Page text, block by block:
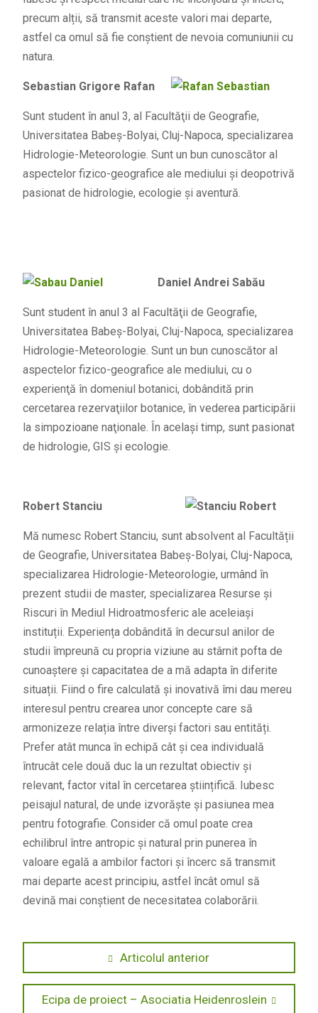
precum alții, să transmit aceste valori mai departe,
astfel ca omul să fie conștient de nevoia comuniunii cu
natura.
Sebastian Grigore Rafan
Sunt student în anul 3, al Facultăţii de Geografie,
Universitatea Babeş-Bolyai, Cluj-Napoca, specializarea
Hidrologie-Meteorologie. Sunt un bun cunoscător al
aspectelor fizico-geografice ale mediului şi deopotrivă
pasionat de hidrologie, ecologie şi aventură.
Daniel Andrei Sabău
Sunt student în anul 3 al Facultăţii de Geografie,
Universitatea Babeş-Bolyai, Cluj-Napoca, specializarea
Hidrologie-Meteorologie. Sunt un bun cunoscător al
aspectelor fizico-geografice ale mediului, cu o
experienţă în domeniul botanici, dobândită prin
cercetarea rezervaţiilor botanice, în vederea participării
la simpozioane naţionale. În acelaşi timp, sunt pasionat
de hidrologie, GIS şi ecologie.
Robert Stanciu
Mă numesc Robert Stanciu, sunt absolvent al Facultății
de Geografie, Universitatea Babeș-Bolyai, Cluj-Napoca,
specializarea Hidrologie-Meteorologie, urmând în
prezent studii de master, specializarea Resurse și
Riscuri în Mediul Hidroatmosferic ale aceleiași
instituții. Experiența dobândită în decursul anilor de
studii împreună cu propria viziune au stârnit pofta de
cunoaștere și capacitatea de a mă adapta în diferite
situații. Fiind o fire calculată și inovativă îmi dau mereu
interesul pentru crearea unor concepte care să
armonizeze relația între diverși factori sau entități.
Prefer atât munca în echipă cât și cea individuală
întrucât cele două duc la un rezultat obiectiv și
relevant, factor vital în cercetarea științifică. Iubesc
peisajul natural, de unde izvorăște și pasiunea mea
pentru fotografie. Consider că omul poate crea
echilibrul între antropic și natural prin punerea în
valoare egală a ambilor factori și încerc să transmit
mai departe acest principiu, astfel încât omul să
devină mai conștient de necesitatea colaborării.
în
articole
Previous
post:
Articolul anterior
Next
Ecipa de proiect – Asociatia Heidenroslein